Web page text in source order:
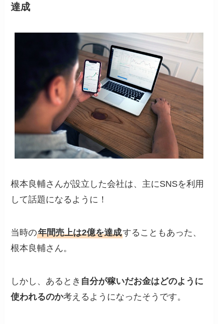
達成
根本良輔さんが設立した会社は、主にSNSを利用
して話題になるように！
当時の年間売上は2億を達成することもあった、
根本良輔さん。
しかし、あるとき 自分が稼いだお金はどのように
使われるのか考えるようになったそうです。